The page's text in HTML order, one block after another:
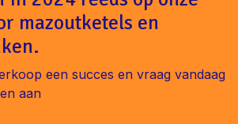
mazoutketels en
een succes en vraag vandaag
aan